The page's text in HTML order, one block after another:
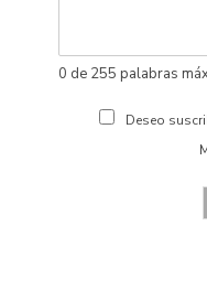
0 de 255 palabras
Deseo